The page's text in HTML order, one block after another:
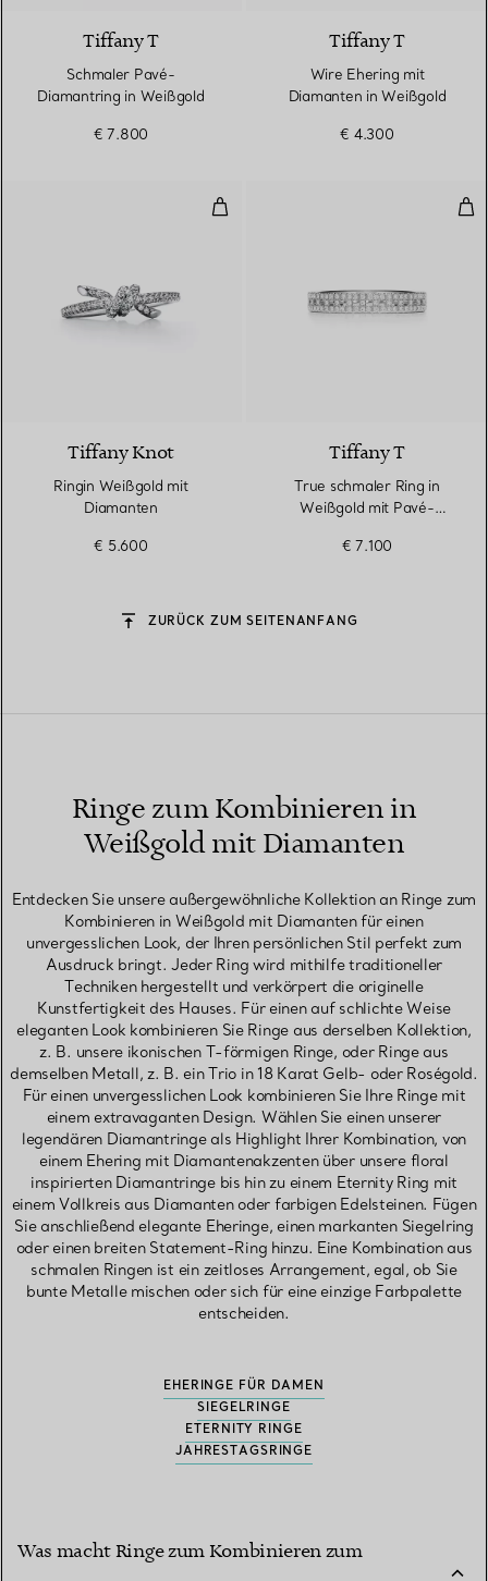
Tiffany T
Schmaler Pavé-
Diamantring in Weißgold
€ 7.800
Tiffany T
Wire Ehering mit
Diamanten in Weißgold
€ 4.300
Ringin Weißgold mit Diamanten
Tiffany Knot
Ringin Weißgold mit
Diamanten
€ 5.600
Tiffany T
True schmaler Ring in
Weißgold mit Pavé-
€ 7.100
ZURÜCK ZUM SEITENANFANG
Ringe zum Kombinieren in
Weißgold mit Diamanten
Entdecken Sie unsere außergewöhnliche Kollektion an Ringe zum
Kombinieren in Weißgold mit Diamanten für einen
unvergesslichen Look, der Ihren persönlichen Stil perfekt zum
Ausdruck bringt. Jeder Ring wird mithilfe traditioneller
Techniken hergestellt und verkörpert die originelle
Kunstfertigkeit des Hauses. Für einen auf schlichte Weise
eleganten Look kombinieren Sie Ringe aus derselben Kollektion,
z. B. unsere ikonischen T-förmigen Ringe, oder Ringe aus
demselben Metall, z. B. ein Trio in 18 Karat Gelb- oder Roségold.
Für einen unvergesslichen Look kombinieren Sie Ihre Ringe mit
einem extravaganten Design. Wählen Sie einen unserer
legendären Diamantringe als Highlight Ihrer Kombination, von
einem Ehering mit Diamantenakzenten über unsere floral
inspirierten Diamantringe bis hin zu einem Eternity Ring mit
einem Vollkreis aus Diamanten oder farbigen Edelsteinen. Fügen
Sie anschließend elegante Eheringe, einen markanten Siegelring
oder einen breiten Statement-Ring hinzu. Eine Kombination aus
schmalen Ringen ist ein zeitloses Arrangement, egal, ob Sie
bunte Metalle mischen oder sich für eine einzige Farbpalette
entscheiden.
EHERINGE FÜR DAMEN
SIEGELRINGE
ETERNITY RINGE
JAHRESTAGSRINGE
Was macht Ringe zum Kombinieren zum